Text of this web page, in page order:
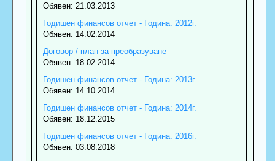
Обявен: 21.03.2013
Годишен финансов отчет - Година: 2012г.
Обявен: 14.02.2014
Договор / план за преобразуване
Обявен: 18.02.2014
Годишен финансов отчет - Година: 2013г.
Обявен: 14.10.2014
Годишен финансов отчет - Година: 2014г.
Обявен: 18.12.2015
Годишен финансов отчет - Година: 2016г.
Обявен: 03.08.2018